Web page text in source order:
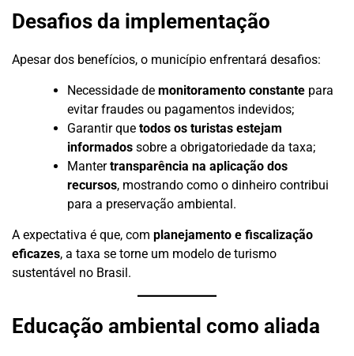
Desafios da implementação
Apesar dos benefícios, o município enfrentará desafios:
Necessidade de monitoramento constante para
evitar fraudes ou pagamentos indevidos;
Garantir que todos os turistas estejam
informados sobre a obrigatoriedade da taxa;
Mantertransparência na aplicação dos
recursos, mostrando como o dinheiro contribui
para a preservação ambiental.
A expectativa é que, com planejamento e fiscalização
eficazes, a taxa se torne um modelo de turismo
sustentável no Brasil.
Educação ambiental como aliada